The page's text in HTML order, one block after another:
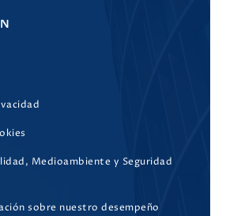
Medioambiente y Seguridad
sobre nuestro desempeño